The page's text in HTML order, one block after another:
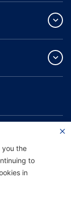
Plan 계약을 체결한
you the
to
in